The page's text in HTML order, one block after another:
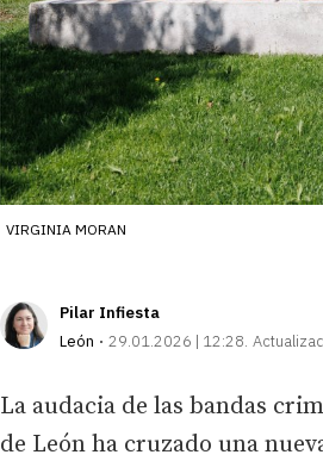
VIRGINIA MORAN
Pilar Infiesta
León
29.01.2026 | 12:28
La audacia de las bandas
de León ha cruzado una